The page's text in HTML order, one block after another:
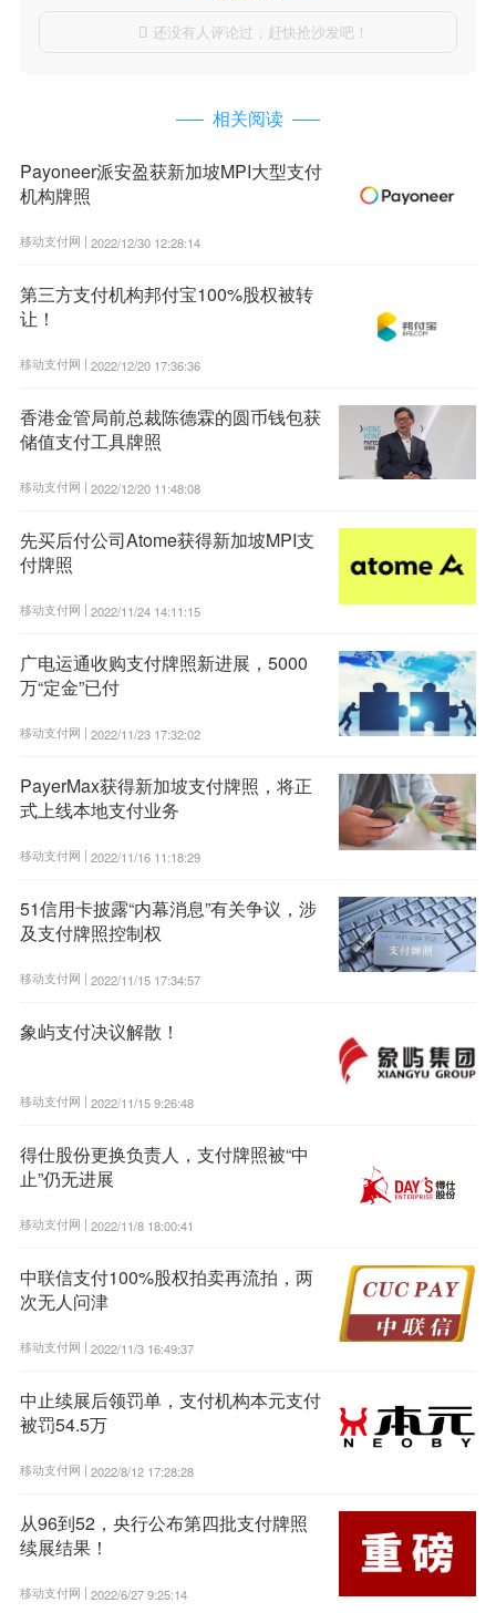
 还没有人评论过，赶快抢沙发吧！
相关阅读
Payoneer派安盈获新加坡MPI大型支付
机构牌照
移动支付网 | 2022/12/30 12:28:14
第三方支付机构邦付宝100%股权被转
让！
移动支付网 | 2022/12/20 17:36:36
香港金管局前总裁陈德霖的圆币钱包获
储值支付工具牌照
移动支付网 | 2022/12/20 11:48:08
先买后付公司Atome获得新加坡MPI支
付牌照
移动支付网 | 2022/11/24 14:11:15
广电运通收购支付牌照新进展，5000
万“定金”已付
移动支付网 | 2022/11/23 17:32:02
PayerMax获得新加坡支付牌照，将正
式上线本地支付业务
移动支付网 | 2022/11/16 11:18:29
51信用卡披露“内幕消息”有关争议，涉
及支付牌照控制权
移动支付网 | 2022/11/15 17:34:57
象屿支付决议解散！
移动支付网 | 2022/11/15 9:26:48
得仕股份更换负责人，支付牌照被“中
止”仍无进展
移动支付网 | 2022/11/8 18:00:41
中联信支付100%股权拍卖再流拍，两
次无人问津
移动支付网 | 2022/11/3 16:49:37
中止续展后领罚单，支付机构本元支付
被罚54.5万
移动支付网 | 2022/8/12 17:28:28
从96到52，央行公布第四批支付牌照
续展结果！
移动支付网 | 2022/6/27 9:25:14